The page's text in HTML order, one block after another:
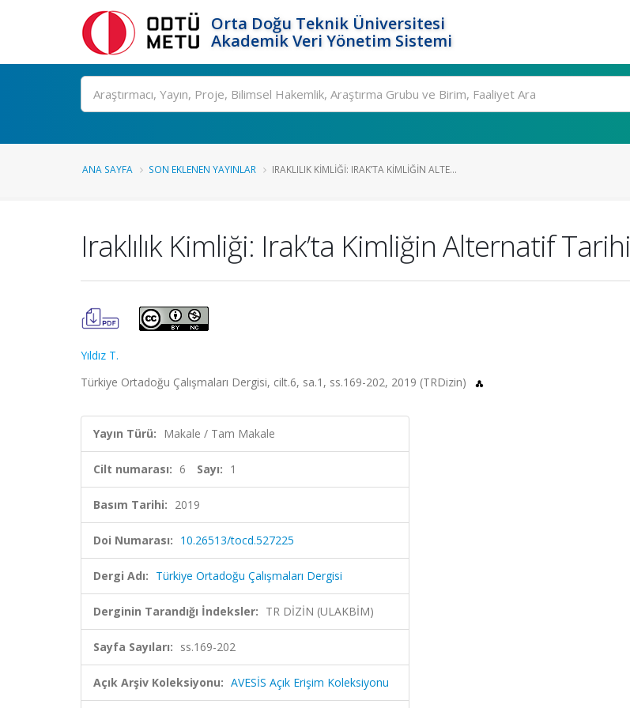
Orta Doğu Teknik Üniversitesi
Akademik Veri Yönetim Sistemi
Ara
ANA SAYFA SON EKLENEN YAYINLAR IRAKLILIK KIMLIĞI: IRAK’TA KIMLIĞIN ALTE...
Iraklılık Kimliği: Irak’ta Kimliğin Alternatif Tarihi
Yıldız T.
Türkiye Ortadoğu Çalışmaları Dergisi, cilt.6, sa.1, ss.169-202, 2019 (TRDizin)
Yayın Türü: Makale / Tam Makale
Cilt numarası: 6 Sayı: 1
Basım Tarihi: 2019
Doi Numarası: 10.26513/tocd.527225
Dergi Adı: Türkiye Ortadoğu Çalışmaları Dergisi
Derginin Tarandığı İndeksler: TR DİZİN (ULAKBİM)
Sayfa Sayıları: ss.169-202
Açık Arşiv Koleksiyonu: AVESİS Açık Erişim Koleksiyonu